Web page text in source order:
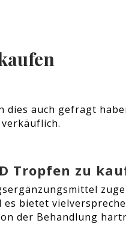
dies auch gefragt
Tropfen zu
bietet
der Behandlung